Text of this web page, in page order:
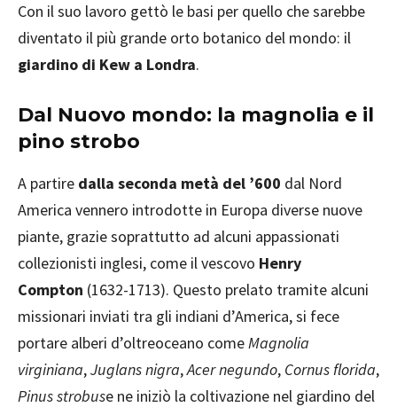
Con il suo lavoro gettò le basi per quello che sarebbe
diventato il più grande orto botanico del mondo: il
giardino di Kew a Londra.
Dal Nuovo mondo: la magnolia e il
pino strobo
A partire dalla seconda metà del ’600 dal Nord
America vennero introdotte in Europa diverse nuove
piante, grazie soprattutto ad alcuni appassionati
collezionisti inglesi, come il vescovo Henry
Compton (1632-1713). Questo prelato tramite alcuni
missionari inviati tra gli indiani d’America, si fece
portare alberi d’oltreoceano comeMagnolia
virginiana,Juglans nigra,Acer negundo, Cornus florida,
Pinus strobuse ne iniziò la coltivazione nel giardino del